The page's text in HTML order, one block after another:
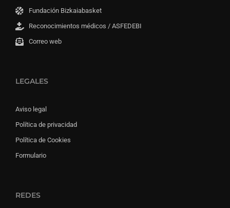
Fundación Bizkaiabasket
Reconocimientos médicos / ASFEDEBI
Correo web
LEGALES
Aviso legal
Política de privacidad
Política de Cookies
Formulario
REDES